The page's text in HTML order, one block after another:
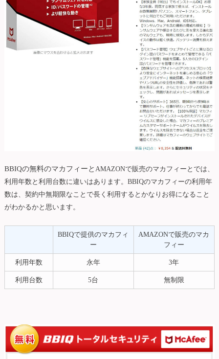
BBIQの無料のマカフィーと AMAZONで販売のマカフィーとでは、
利用年数と利用台数に違いはあります。BBIQのマカフィーの利用年
数は、契約中無期限なことで長く利用するとかなりお得になること
がわかるかと思います。
BBIQで提供のマカフィ
ー
AMAZONで販売のマカ
フィー
利用年数 永年 3年
利用台数 5台 無制限